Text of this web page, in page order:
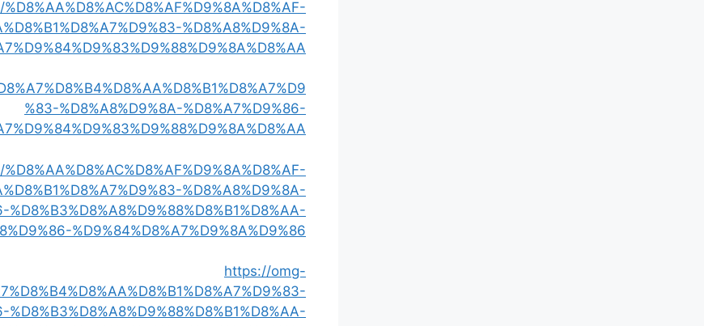
%D8%A8%D9%8A-
%83-%D8%A8%D9%8A-%D8%A7%D9%86-
%D8%A8%D9%8A-
%D8%B3%D8%A8%D9%88%D8%B1%D8%AA-
%D9%84%D8%A7%D9%8A%D9%86
https://omg-